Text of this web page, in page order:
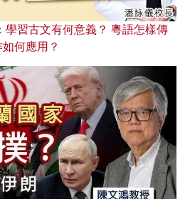
學習古文有何意義？ 粵語怎樣傳
何應用？